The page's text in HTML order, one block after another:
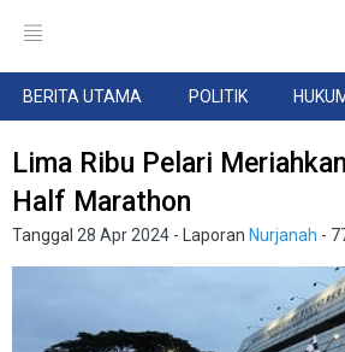
BERITA UTAMA POLITIK
Lima Ribu Pelari
Half Marathon
Tanggal 28 Apr 2024 - Laporan Nurjanah -